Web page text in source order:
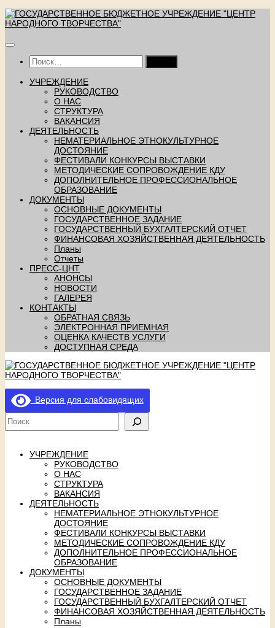
Перейти
к
Найти:
УЧРЕЖДЕНИЕ
РУКОВОДСТВО
О НАС
СТРУКТУРА
ВАКАНСИЯ
ДЕЯТЕЛЬНОСТЬ
НЕМАТЕРИАЛЬНОЕ ЭТНОКУЛЬТУРНОЕ
ДОСТОЯНИЕ
ФЕСТИВАЛИ КОНКУРСЫ ВЫСТАВКИ
МЕТОДИЧЕСКИЕ СОПРОВОЖДЕНИЕ КДУ
ДОПОЛНИТЕЛЬНОЕ ПРОФЕССИОНАЛЬНОЕ
ОБРАЗОВАНИЕ
ДОКУМЕНТЫ
ОСНОВНЫЕ ДОКУМЕНТЫ
ГОСУДАРСТВЕННОЕ ЗАДАНИЕ
ГОСУДАРСТВЕННЫЙ БУХГАЛТЕРСКИЙ ОТЧЕТ
ФИНАНСОВАЯ ХОЗЯЙСТВЕННАЯ ДЕЯТЕЛЬНОСТЬ
Планы
Отчеты
ПРЕСС-ЦНТ
АНОНСЫ
НОВОСТИ
ГАЛЕРЕЯ
КОНТАКТЫ
ОБРАТНАЯ СВЯЗЬ
ЭЛЕКТРОННАЯ ПРИЕМНАЯ
ОЦЕНКА КАЧЕСТВ УСЛУГИ
ДОСТУПНАЯ СРЕДА
Версия для слабовидящих
УЧРЕЖДЕНИЕ
РУКОВОДСТВО
О НАС
СТРУКТУРА
ВАКАНСИЯ
ДЕЯТЕЛЬНОСТЬ
НЕМАТЕРИАЛЬНОЕ ЭТНОКУЛЬТУРНОЕ
ДОСТОЯНИЕ
ФЕСТИВАЛИ КОНКУРСЫ ВЫСТАВКИ
МЕТОДИЧЕСКИЕ СОПРОВОЖДЕНИЕ КДУ
ДОПОЛНИТЕЛЬНОЕ ПРОФЕССИОНАЛЬНОЕ
ОБРАЗОВАНИЕ
ДОКУМЕНТЫ
ОСНОВНЫЕ ДОКУМЕНТЫ
ГОСУДАРСТВЕННОЕ ЗАДАНИЕ
ГОСУДАРСТВЕННЫЙ БУХГАЛТЕРСКИЙ ОТЧЕТ
ФИНАНСОВАЯ ХОЗЯЙСТВЕННАЯ ДЕЯТЕЛЬНОСТЬ
Планы